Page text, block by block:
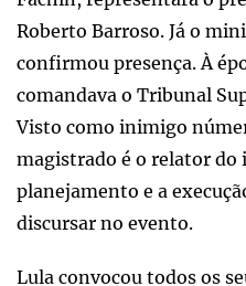
Roberto Barroso. Já o
confirmou presença. À
comandava o Tribunal
Visto como inimigo
magistrado é o relator
planejamento e a
discursar no evento.
Lula convocou todos os